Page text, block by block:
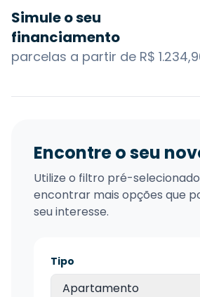
Simule o seu
financiamento
parcelas a partir de R$
Encontre o seu
Utilize o filtro pré-
encontrar mais opções que
seu interesse.
Tipo
Apartamento